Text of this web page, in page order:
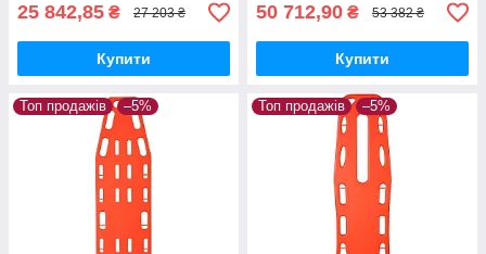
25 842,85 ₴ 27 203 ₴
Купити
50 712,90 ₴ 53 382 ₴
Купити
Топ продажів –5% Топ продажів –5%